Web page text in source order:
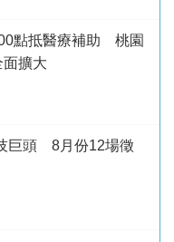
點抵醫療補助 桃園
擴大
巨頭 8月份12場徵